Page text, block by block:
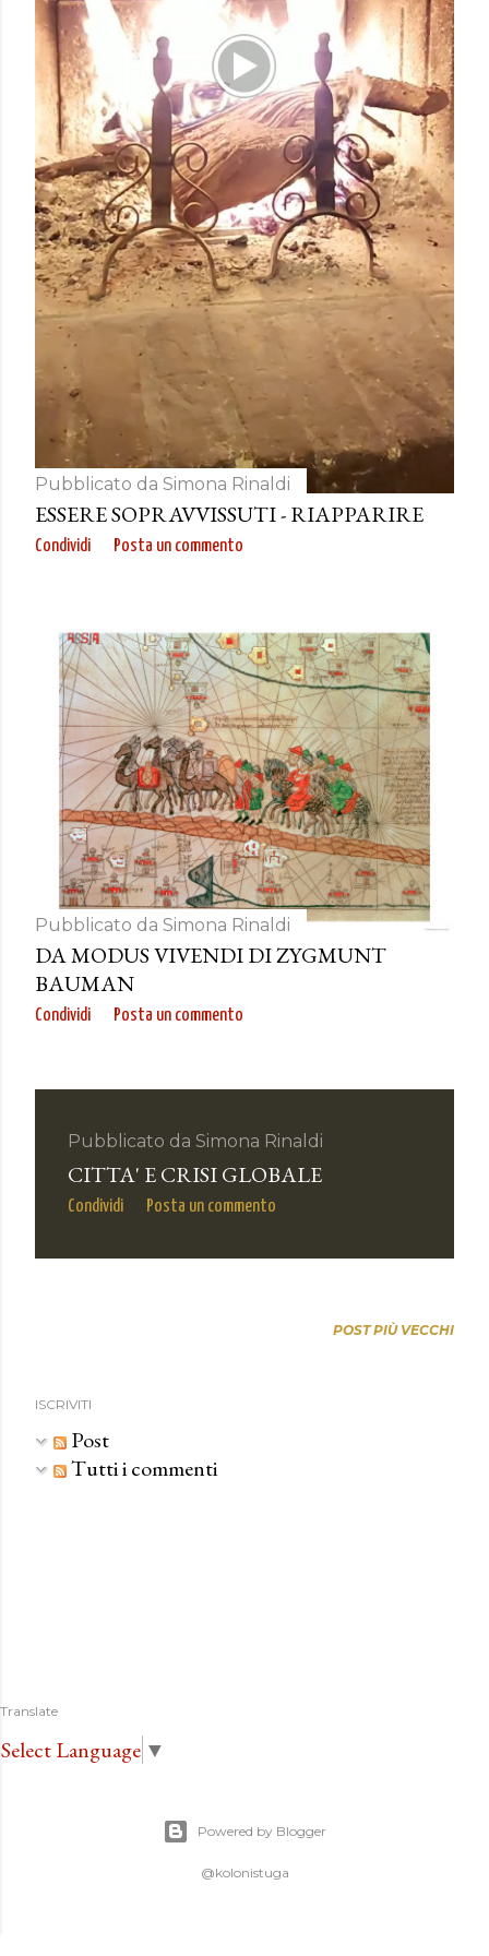
Pubblicato da Simona Rinaldi
ESSERE SOPRAVVISSUTI - RIAPPARIRE
Condividi Posta un commento
Pubblicato da Simona Rinaldi
DA MODUS VIVENDI DI ZYGMUNT
BAUMAN
Condividi Posta un commento
Pubblicato da Simona Rinaldi
CITTA' E CRISI GLOBALE
Condividi Posta un commento
POST PIÙ VECCHI
ISCRIVITI
Post
Tutti i commenti
Translate
Select Language ▼
Powered by Blogger
@kolonistuga